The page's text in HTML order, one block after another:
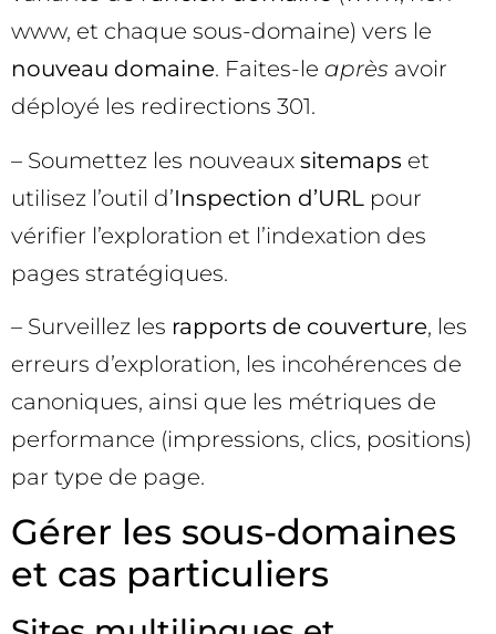
www, et chaque sous-domaine) vers le
nouveau domaine. Faites-le après avoir
déployé les redirections 301.
– Soumettez les nouveaux sitemaps et
utilisez l’outil d’Inspection d’URL pour
vérifier l’exploration et l’indexation des
pages stratégiques.
– Surveillez les rapports de couverture, les
erreurs d’exploration, les incohérences de
canoniques, ainsi que les métriques de
performance (impressions, clics, positions)
par type de page.
Gérer les sous-domaines
et cas particuliers